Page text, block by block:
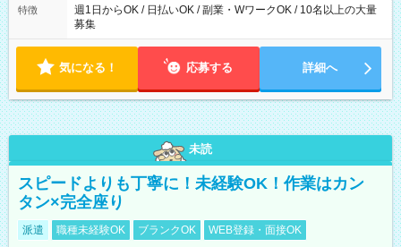
特徴
週1日からOK / 日払いOK / 副業・WワークOK / 10名以上の大量
募集
気になる！ 応募する 詳細へ
未読
スピードよりも丁寧に！未経験OK！作業はカン
タン×完全座り
派遣 職種未経験OK ブランクOK WEB登録・面接OK